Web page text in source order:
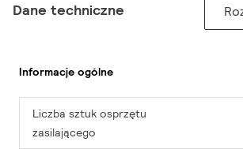
Dane techniczne
Informacje ogólne
Liczba sztuk osprzętu
zasilającego